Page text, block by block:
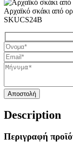
Αρχαϊκό σκάκι από
SKUCS24B
Description
Περιγραφή